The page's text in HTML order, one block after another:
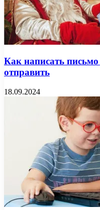
Как написать
отправить
18.09.2024